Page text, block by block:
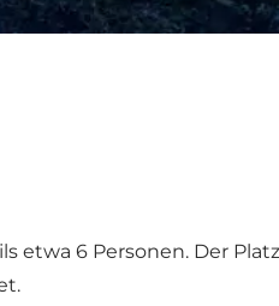
etwa 6 Personen. Der